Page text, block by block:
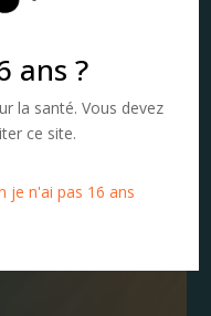
ans ?
la santé. Vous devez
ce site.
je n'ai pas 16 ans